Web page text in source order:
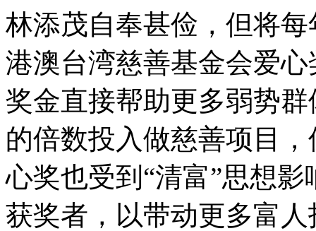
林添茂自奉甚俭，但将
港澳台湾慈善基金会爱
奖金直接帮助更多弱势
的倍数投入做慈善项目
心奖也受到“清富”思想
获奖者，以带动更多富